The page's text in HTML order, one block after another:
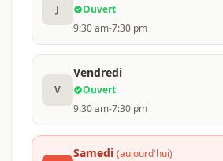
J
Ouvert
9:30 am-7:30 pm
V
Vendredi
Ouvert
9:30 am-7:30 pm
Samedi (aujourd'hui)